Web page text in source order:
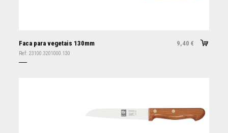
Faca para vegetais 130mm 9,40 €
Ref: 23100.3201000.130